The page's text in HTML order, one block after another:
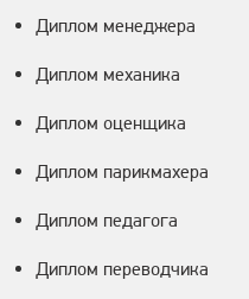
Диплом менеджера
Диплом механика
Диплом оценщика
Диплом парикмахера
Диплом педагога
Диплом переводчика